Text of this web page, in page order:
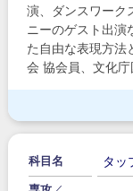
演、ダンスワーク
ニーのゲスト出演
た自由な表現方法
会 協会員、文化庁
科目名 タッ